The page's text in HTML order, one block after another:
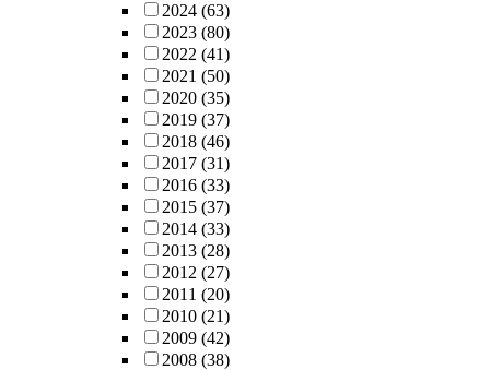
2024 (63)
2023 (80)
2022 (41)
2021 (50)
2020 (35)
2019 (37)
2018 (46)
2017 (31)
2016 (33)
2015 (37)
2014 (33)
2013 (28)
2012 (27)
2011 (20)
2010 (21)
2009 (42)
2008 (38)